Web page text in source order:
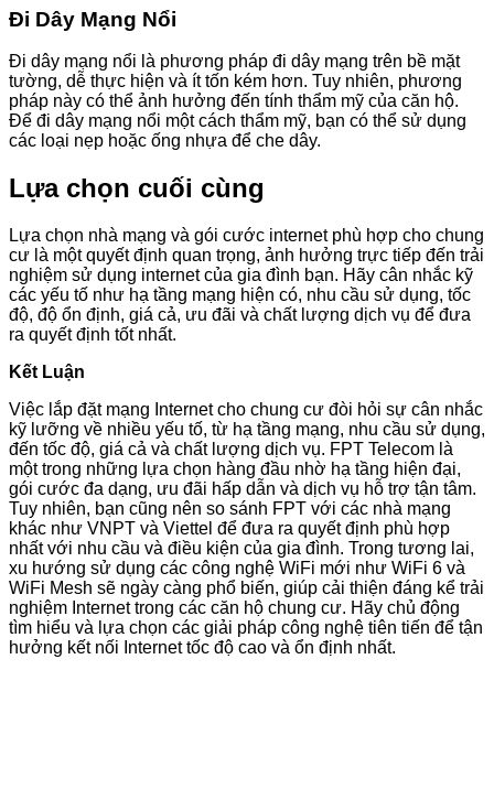
Đi Dây Mạng Nổi
Đi dây mạng nổi là phương pháp đi dây mạng trên bề mặt
tường, dễ thực hiện và ít tốn kém hơn. Tuy nhiên, phương
pháp này có thể ảnh hưởng đến tính thẩm mỹ của căn hộ.
Để đi dây mạng nổi một cách thẩm mỹ, bạn có thể sử dụng
các loại nẹp hoặc ống nhựa để che dây.
Lựa chọn cuối cùng
Lựa chọn nhà mạng và gói cước internet phù hợp cho chung
cư là một quyết định quan trọng, ảnh hưởng trực tiếp đến trải
nghiệm sử dụng internet của gia đình bạn. Hãy cân nhắc kỹ
các yếu tố như hạ tầng mạng hiện có, nhu cầu sử dụng, tốc
độ, độ ổn định, giá cả, ưu đãi và chất lượng dịch vụ để đưa
ra quyết định tốt nhất.
Kết Luận
Việc lắp đặt mạng Internet cho chung cư đòi hỏi sự cân nhắc
kỹ lưỡng về nhiều yếu tố, từ hạ tầng mạng, nhu cầu sử dụng,
đến tốc độ, giá cả và chất lượng dịch vụ. FPT Telecom là
một trong những lựa chọn hàng đầu nhờ hạ tầng hiện đại,
gói cước đa dạng, ưu đãi hấp dẫn và dịch vụ hỗ trợ tận tâm.
Tuy nhiên, bạn cũng nên so sánh FPT với các nhà mạng
khác như VNPT và Viettel để đưa ra quyết định phù hợp
nhất với nhu cầu và điều kiện của gia đình. Trong tương lai,
xu hướng sử dụng các công nghệ WiFi mới như WiFi 6 và
WiFi Mesh sẽ ngày càng phổ biến, giúp cải thiện đáng kể trải
nghiệm Internet trong các căn hộ chung cư. Hãy chủ động
tìm hiểu và lựa chọn các giải pháp công nghệ tiên tiến để tận
hưởng kết nối Internet tốc độ cao và ổn định nhất.